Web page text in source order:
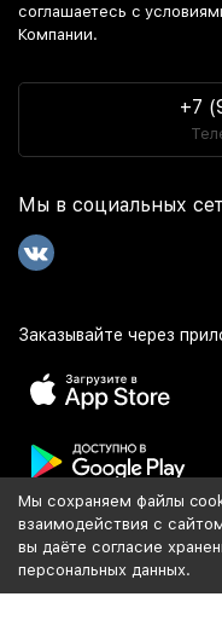
соглашаетесь c
Компании.
+7
Мы в социальных
Заказывайте через
Популярное
Мы сохраняем файлы
взаимодействия с
вы даёте согласие
персональных данных.